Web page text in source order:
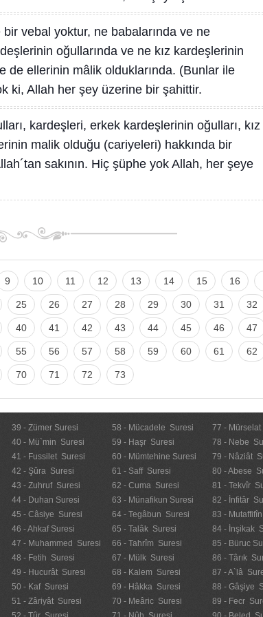
bir vebal yoktur, ne babalarında ve ne
oğullarında ve ne kız kardeşlerinin
de ellerinin mâlik olduklarında. (Bunlar ile
ki, Allah her şey üzerine bir şahittir.
kardeşleri, erkek kardeşlerinin oğulları, kız
malik olduğu (cariyeleri) hakkında bir
sakının. Hiç şüphe yok Allah, her şeye
9 10 11 12 13 14 15 16
25 26 27 28 29 30 31 32
40 41 42 43 44 45 46 47
55 56 57 58 59 60 61 62
70 71 72 73
39 - Zümer Suresi
40 - Mü`min Suresi
41 - Fussilet Suresi
42 - Şûra Suresi
43 - Zuhruf Suresi
44 - Duhan Suresi
45 - Câsiye Suresi
46 - Ahkaf Suresi
47 - Muhammed Suresi
48 - Fetih Suresi
49 - Hucurât Suresi
50 - Kaf Suresi
51 - Zâriyât Suresi
58 - Mücadele Suresi
59 - Haşr Suresi
60 - Mümtehine Suresi
61 - Saff Suresi
62 - Cuma Suresi
63 - Münafikun Suresi
64 - Tegâbun Suresi
65 - Talâk Suresi
66 - Tahrîm Suresi
67 - Mülk Suresi
68 - Kalem Suresi
69 - Hâkka Suresi
70 - Meâric Suresi
77 - Mürselat
78 - Nebe
79 - Nâziât
80 - Abese
81 - Tekvîr
82 - İnfitâr
83 -
84 - İnşikak
85 - Büruc
86 - Târık
87 - A`lâ
88 - Gâşiye
89 - Fecr